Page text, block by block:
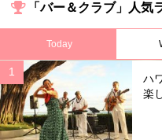
「バー＆クラブ」人気
Today
ハ
楽